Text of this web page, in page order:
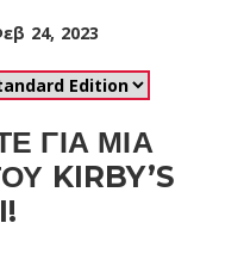
24, 2023
ΓΙΑ ΜΙΑ
KIRBY’S